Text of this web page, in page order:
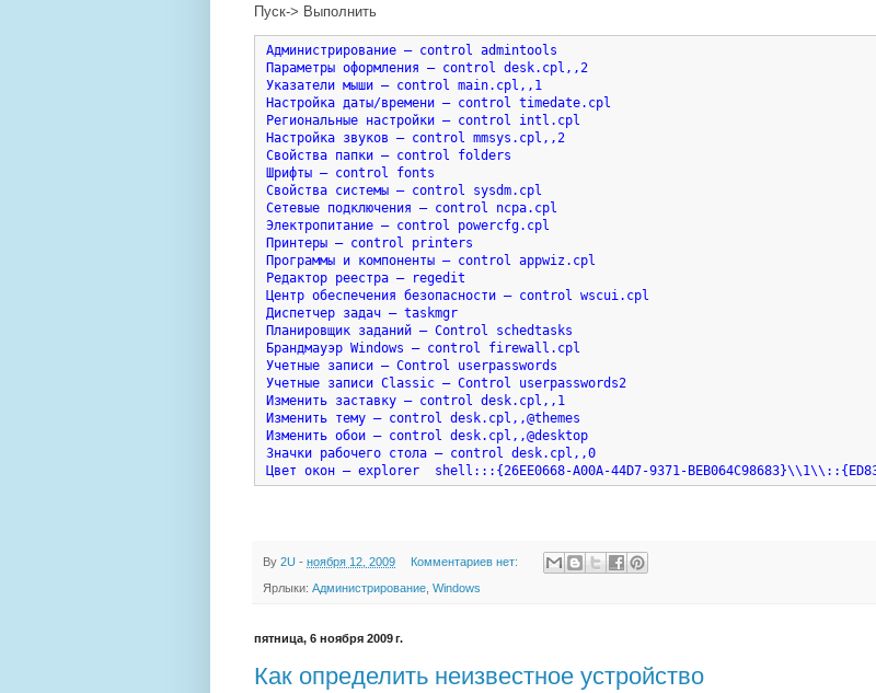
Пуск-> Выполнить
Администрирование — control admintools
Параметры оформления — control desk.cpl,,2
Указатели мыши — control main.cpl,,1
Настройка даты/времени — control timedate.cpl
Региональные настройки — control intl.cpl
Настройка звуков — control mmsys.cpl,,2
Свойства папки — control folders
Шрифты — control fonts
Свойства системы — control sysdm.cpl
Сетевые подключения — control ncpa.cpl
Электропитание — control powercfg.cpl
Принтеры — control printers
Программы и компоненты — control appwiz.cpl
Редактор реестра – regedit
Центр обеспечения безопасности — control wscui.cpl
Диспетчер задач – taskmgr
Планировщик заданий — Control schedtasks
Брандмауэр Windows — control firewall.cpl
Учетные записи — Control userpasswords
Учетные записи Classic — Control userpasswords2
Изменить заставку — control desk.cpl,,1
Изменить тему — control desk.cpl,,@themes
Изменить обои — control desk.cpl,,@desktop
Значки рабочего стола — control desk.cpl,,0
Цвет окон — explorer  shell:::{26EE0668-A00A-44D7-9371-
By 2U - ноября 12, 2009 Комментариев нет:
Ярлыки: Администрирование Windows
пятница, 6 ноября 2009 г.
Как определить неизвестное устройство